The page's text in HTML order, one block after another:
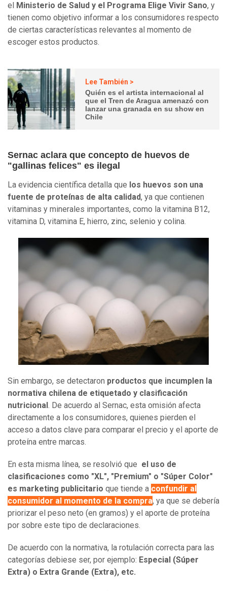
el
Ministerio de Salud y el Programa Elige Vivir Sano, y
tienen como objetivo informar a los consumidores respecto
de ciertas características relevantes al momento de
escoger estos productos.
Lee También >
Quién es el artista internacional al
que el Tren de Aragua amenazó con
lanzar una granada en su show en
Chile
Sernac aclara que concepto de huevos de
"gallinas felices" es ilegal
La evidencia científica detalla que los huevos son una
fuente de proteínas de alta calidad, ya que contienen
vitaminas y minerales importantes, como la vitamina B12,
vitamina D, vitamina E, hierro, zinc, selenio y colina.
Sin embargo, se detectaron productos que incumplen la
normativa chilena de etiquetado y clasificación
nutricional . De acuerdo al Sernac, esta omisión afecta
directamente a los consumidores, quienes pierden el
acceso a datos clave para comparar el precio y el aporte de
proteína entre marcas.
En esta misma línea, se resolvió que el uso de
clasificaciones como "XL", "Premium" o "Súper Color"
es marketing publicitario que tiende a confundir al
consumidor al momento de la compra, ya que se debería
priorizar el peso neto (en gramos) y el aporte de proteína
por sobre este tipo de declaraciones.
De acuerdo con la normativa, la rotulación correcta para las
categorías debiese ser, por ejemplo: Especial (Súper
Extra) o Extra Grande (Extra), etc.